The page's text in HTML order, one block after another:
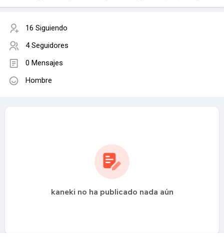
16 Siguiendo
4 Seguidores
0 Mensajes
Hombre
kaneki no ha publicado nada aún